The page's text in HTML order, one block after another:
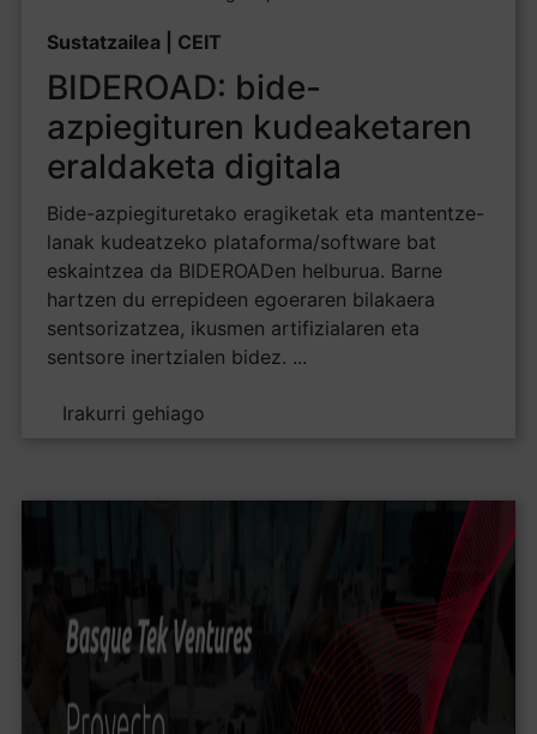
Sustatzailea | CEIT
BIDEROAD: bide-
azpiegituren kudeaketaren
eraldaketa digitala
Bide-azpiegituretako eragiketak eta mantentze-
lanak kudeatzeko plataforma/software bat
eskaintzea da BIDEROADen helburua. Barne
hartzen du errepideen egoeraren bilakaera
sentsorizatzea, ikusmen artifizialaren eta
sentsore inertzialen bidez. ...
Irakurri gehiago